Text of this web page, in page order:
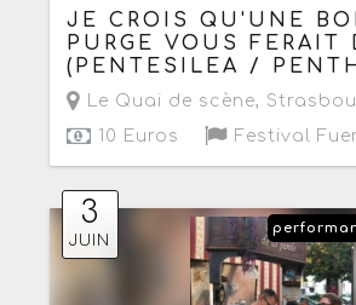
JE CROIS QU'UNE
PURGE VOUS FERAIT
(PENTESILEA /
Le Quai de scène,
10 Euros
Festival
3
JUIN